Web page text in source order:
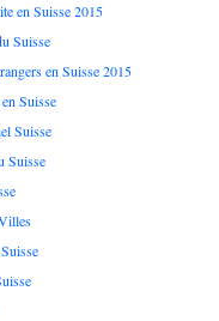
en Suisse 2015
Suisse
en Suisse 2015
Suisse
Suisse
Suisse